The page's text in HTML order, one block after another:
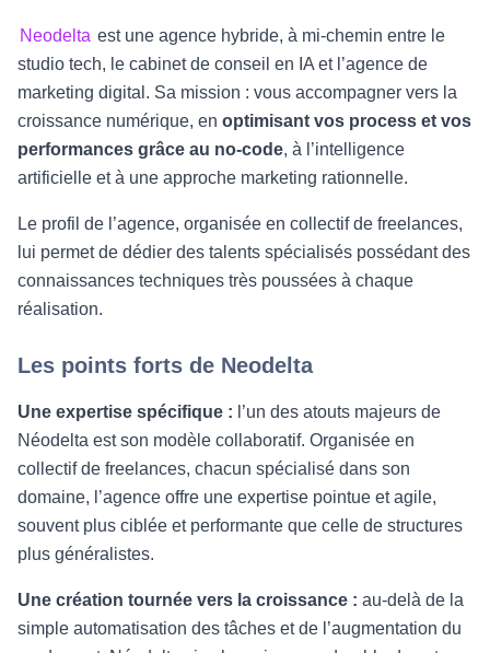
Neodelta est une agence hybride, à mi-chemin entre le
studio tech, le cabinet de conseil en IA et l’agence de
marketing digital. Sa mission : vous accompagner vers la
croissance numérique, en optimisant vos process et vos
performances grâce au no-code, à l’intelligence
artificielle et à une approche marketing rationnelle.
Le profil de l’agence, organisée en collectif de freelances,
lui permet de dédier des talents spécialisés possédant des
connaissances techniques très poussées à chaque
réalisation.
Les points forts de Neodelta
Une expertise spécifique : l’un des atouts majeurs de
Néodelta est son modèle collaboratif. Organisée en
collectif de freelances, chacun spécialisé dans son
domaine, l’agence offre une expertise pointue et agile,
souvent plus ciblée et performante que celle de structures
plus généralistes.
Une création tournée vers la croissance : au-delà de la
simple automatisation des tâches et de l’augmentation du